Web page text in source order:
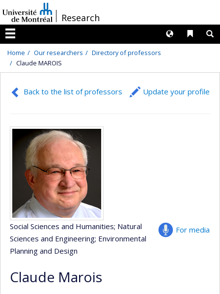
au
contenu
/Research
Menu
Liens
Langues
Home Our researchers
Directory of professors
Claude MAROIS
Back to the list of professors Update your profile
For media
Social Sciences and Humanities; Natural
Sciences and Engineering; Environmental
Planning and Design
Claude Marois